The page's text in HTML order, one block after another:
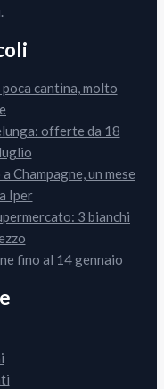
cantina, molto
offerte da 18
Champagne, un mese
Iper
3 bianchi
fino al 14 gennaio